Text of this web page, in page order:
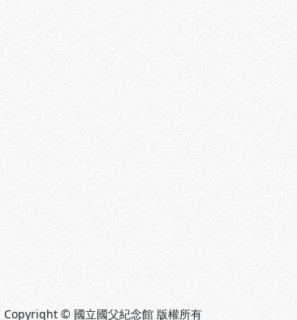
Copyright © 國立國父紀念館 版權所有